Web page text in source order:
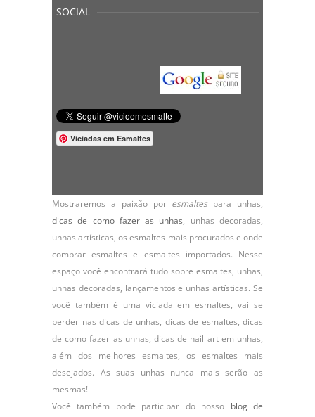
SOCIAL
Viciadas em Esmaltes
Mostraremos a paixão por esmaltes para unhas,
dicas de como fazer as unhas, unhas decoradas,
unhas artísticas, osesmaltes mais procurados e onde
comprar esmaltes e esmaltes importados. Nesse
espaço você encontrará tudo sobre esmaltes, unhas,
unhas decoradas, lançamentos e unhas artísticas. Se
você também é uma viciada em esmaltes, vai se
perder nas dicas de unhas, dicas de esmaltes, dicas
de como fazer as unhas, dicas de nail art em unhas,
além dos melhores esmaltes, os esmaltes mais
desejados. As suas unhas nunca mais serão as
mesmas!
Você também pode participar do nosso blog de